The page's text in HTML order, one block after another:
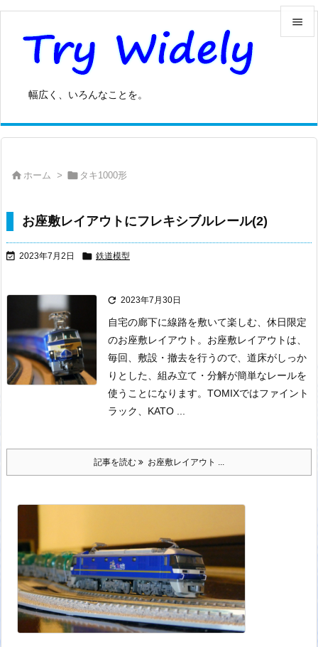
幅広く、いろんなことを。


前へ
 ホーム >  タキ1000形
お座敷レイアウトにフレキシブルレール(2)
 2023年7月2日  鉄道模型
 2023年7月30日
自宅の廊下に線路を敷いて楽しむ、休日限定
のお座敷レイアウト。 お座敷レイアウトは、
毎回、敷設・撤去を行うので、道床がしっか
りとした、組み立て・分解が簡単なレールを
使うことになります。TOMIXではファイント
ラック、KATO ...
記事を読む お座敷レイアウト ...